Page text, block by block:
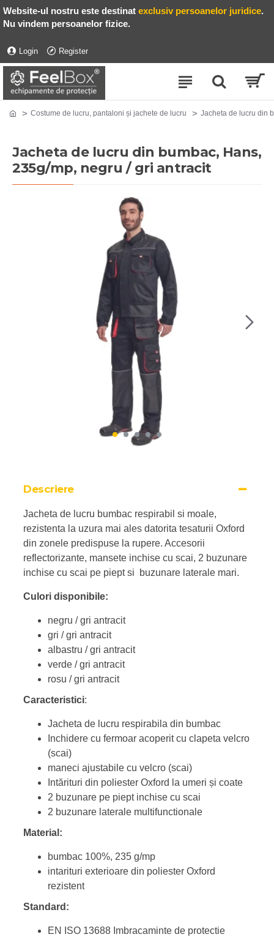
Website-ul nostru este destinat exclusiv persoanelor juridice.
Nu vindem persoanelor fizice.
Login Register
Costume de lucru, pantaloni și jachete de lucru Jacheta de lucru din
Jacheta de lucru din bumbac, Hans,
235g/mp, negru / gri antracit
Descriere
Jacheta de lucru bumbac respirabil si moale,
rezistenta la uzura mai ales datorita tesaturii Oxford
din zonele predispuse la rupere. Accesorii
reflectorizante, mansete inchise cu scai, 2 buzunare
inchise cu scai pe piept si buzunare laterale mari.
Culori disponibile:
negru / gri antracit
gri / gri antracit
albastru / gri antracit
verde / gri antracit
rosu / gri antracit
Caracteristici:
Jacheta de lucru respirabila din bumbac
Inchidere cu fermoar acoperit cu clapeta velcro
(scai)
maneci ajustabile cu velcro (scai)
Intărituri din poliester Oxford la umeri și coate
2 buzunare pe piept inchise cu scai
2 buzunare laterale multifunctionale
Material:
bumbac 100%, 235 g/mp
intarituri exterioare din poliester Oxford
rezistent
Standard:
EN ISO 13688 Imbracaminte de protectie